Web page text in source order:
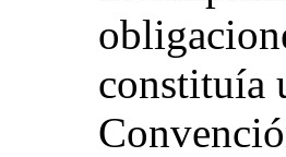
constituía